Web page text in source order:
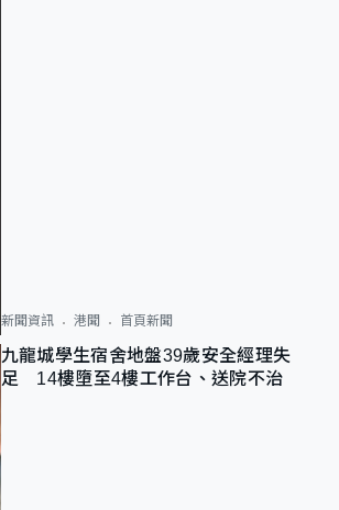
新聞資訊 港聞 首頁新聞
九龍城學生宿舍地盤39歲安全經理失
足 14樓墮至4樓工作台、送院不治